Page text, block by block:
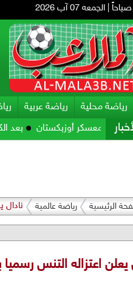
الجمعه 07 آب 2026
رياضة محلية رياضة عربية
أوزبكستان بعد الكثير من
الرئيسية رياضة عالمية نادال
يعلن اعتزاله التنس